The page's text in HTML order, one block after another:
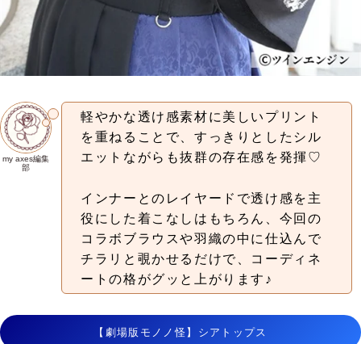
my axes編集
部
軽やかな透け感素材に美しいプリント
を重ねることで、すっきりとしたシル
エットながらも抜群の存在感を発揮♡
インナーとのレイヤードで透け感を主
役にした着こなしはもちろん、今回の
コラボブラウスや羽織の中に仕込んで
チラリと覗かせるだけで、コーディネ
ートの格がグッと上がります♪
【劇場版モノノ怪】シアトップス